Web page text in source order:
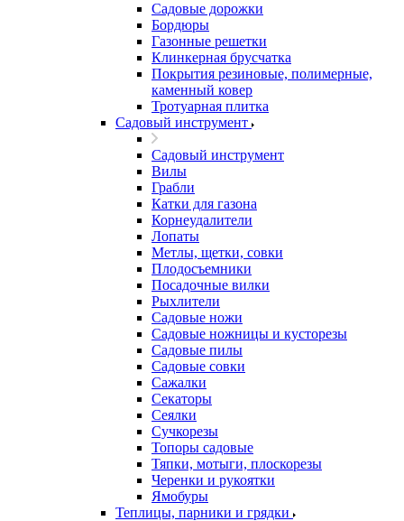
Садовые дорожки
Бордюры
Газонные решетки
Клинкерная брусчатка
Покрытия резиновые, полимерные,
каменный ковер
Тротуарная плитка
Садовый инструмент
Садовый инструмент
Вилы
Грабли
Катки для газона
Корнеудалители
Лопаты
Метлы, щетки, совки
Плодосъемники
Посадочные вилки
Рыхлители
Садовые ножи
Садовые ножницы и кусторезы
Садовые пилы
Садовые совки
Сажалки
Секаторы
Сеялки
Сучкорезы
Топоры садовые
Тяпки, мотыги, плоскорезы
Черенки и рукоятки
Ямобуры
Теплицы, парники и грядки